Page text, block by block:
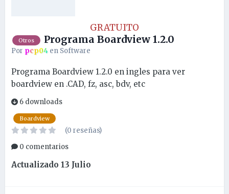
GRATUITO
Otros Programa Boardview 1.2.0
Por pcp04 en Software
Programa Boardview 1.2.0 en ingles para ver
boardview en .CAD, fz, asc, bdv, etc
6 downloads
Boardview
(0 reseñas)
0 comentarios
Actualizado 13 Julio